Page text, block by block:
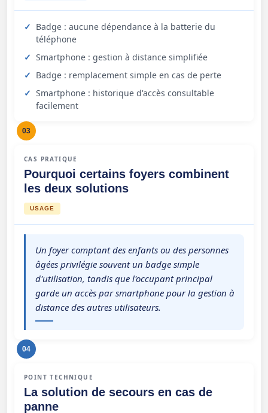
Badge : aucune dépendance à la batterie du
téléphone
Smartphone : gestion à distance simplifiée
Badge : remplacement simple en cas de perte
Smartphone : historique d'accès consultable
facilement
03
CAS PRATIQUE
Pourquoi certains foyers combinent
les deux solutions
USAGE
Un foyer comptant des enfants ou des personnes
âgées privilégie souvent un badge simple
d'utilisation, tandis que l'occupant principal
garde un accès par smartphone pour la gestion à
distance des autres utilisateurs.
04
POINT TECHNIQUE
La solution de secours en cas de
panne